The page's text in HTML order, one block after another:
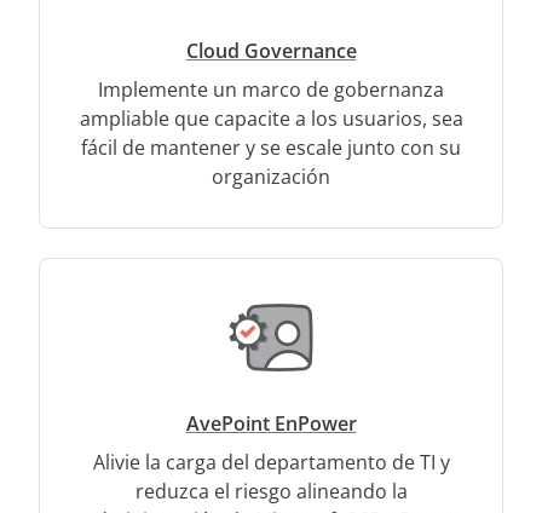
Cloud Governance
Implemente un marco de gobernanza
ampliable que capacite a los usuarios, sea
fácil de mantener y se escale junto con su
organización
AvePoint EnPower
Alivie la carga del departamento de TI y
reduzca el riesgo alineando la